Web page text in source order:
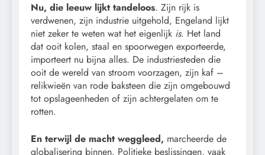
Nu, die leeuw lijkt tandeloos. Zijn rijk is
verdwenen, zijn industrie uitgehold, Engeland lijkt
niet zeker te weten wat het eigenlijk is. Het land
dat ooit kolen, staal en spoorwegen exporteerde,
importeert nu bijna alles. De industriesteden die
ooit de wereld van stroom voorzagen, zijn kaf –
relikwieën van rode baksteen die zijn omgebouwd
tot opslageenheden of zijn achtergelaten om te
rotten.
En terwijl de macht weggleed, marcheerde de
globalisering binnen. Politieke beslissingen, vaak